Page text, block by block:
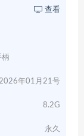
查看
柄
年01月21号
8.2G
永久